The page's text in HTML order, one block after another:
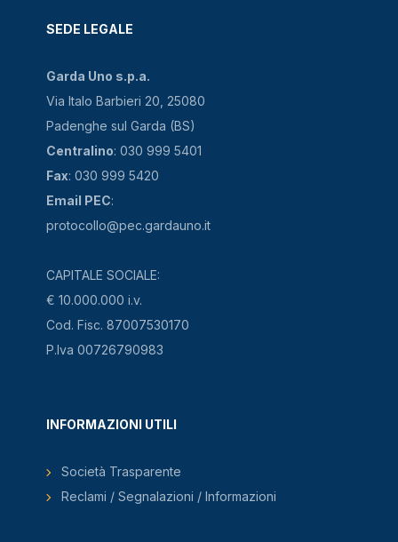
SEDE LEGALE
Garda Uno s.p.a.
Via Italo Barbieri 20, 25080
Padenghe sul Garda (BS)
Centralino: 030 999 5401
Fax: 030 999 5420
Email PEC:
protocollo@pec.gardauno.it
CAPITALE SOCIALE:
€ 10.000.000 i.v.
Cod. Fisc. 87007530170
P.Iva 00726790983
INFORMAZIONI UTILI
Società Trasparente
Reclami / Segnalazioni / Informazioni